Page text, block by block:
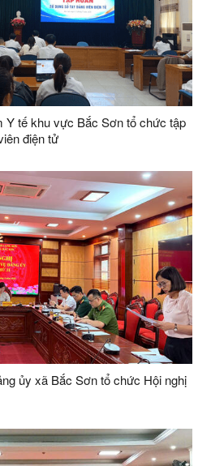
Y tế khu vực Bắc Sơn tổ chức tập
điện tử
ủy xã Bắc Sơn tổ chức Hội nghị